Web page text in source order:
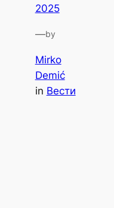
2025
—by
Mirko
Demić
in Вести